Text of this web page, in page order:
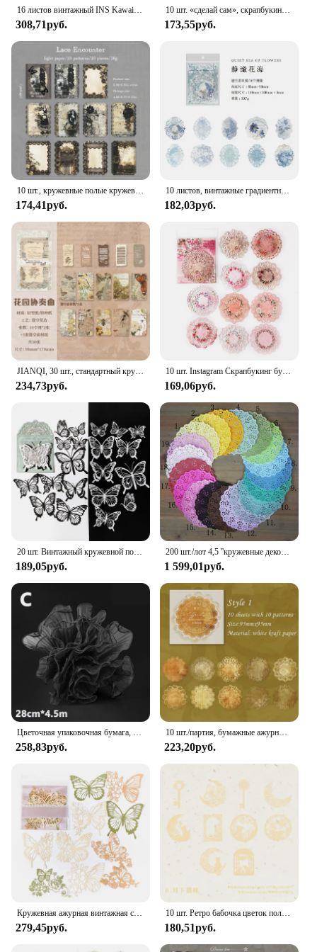
16 листов винтажный INS Kawaii кружевная текстура Сделай Сам Скрапбукинг коллаж полые Канцтовары Декор дневник материал бумажная карта блокнот
308,71руб.
10 шт. «сделай сам», скрапбукинг, бумажные растения, цветы, кружевное украшение, бумага, полые открытки, коллаж, материал, открытки, «сделай сам», ручная работа, бумага
173,55руб.
10 шт., кружевные полые кружева в темноте
174,41руб.
10 листов, винтажные градиентные полые кружевные бумажные декоративные фотообои для скрапбукинга
182,03руб.
234,73руб.
10 шт. Instagram Скрапбукинг бумажный венок кружевное украшение бумага полые открытки коллаж материал нежелательный Журнал DIY Ручная работа бумага
169,06руб.
189,05руб.
200 шт./лот 4,5 ''кружевные декоративные бумажные салфетки «сделай сам» разноцветные цветочные стильные пустотелые коврики аксессуары для скрапбукинга
1 599,01руб.
258,83руб.
10 шт./партия, бумажные ажурные блокноты для записей
223,20руб.
279,45руб.
10 шт. Ретро бабочка цветок полые кружева материал бумага дневник нежелательная книга фоторамка крафт бумага открытки принадлежности для изготовления
180,51руб.